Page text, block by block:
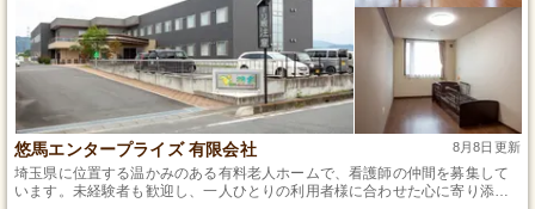
悠馬エンタープライズ 有限会社 8月8日更新
埼玉県に位置する温かみのある有料老人ホームで、看護師の仲間を募集して
います。未経験者も歓迎し、一人ひとりの利用者様に合わせた心に寄り添う